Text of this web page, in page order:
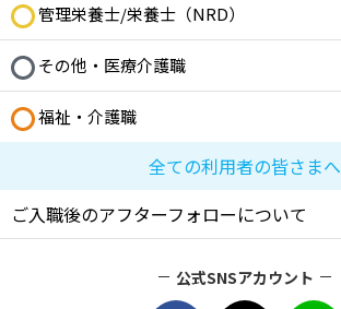
管理栄養士/栄養士（NRD）
その他・医療介護職
福祉・介護職
全ての利用者の皆さまへ
ご入職後のアフターフォローについて
公式SNSアカウント